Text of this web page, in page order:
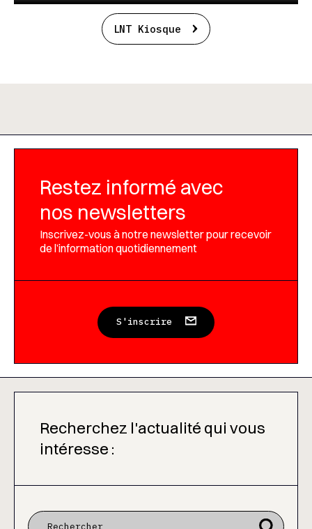
LNT Kiosque
Restez informé avec
nos newsletters
Inscrivez-vous à notre newsletter pour recevoir
de l’information quotidiennement
S'inscrire
Recherchez l'actualité qui vous
intéresse :